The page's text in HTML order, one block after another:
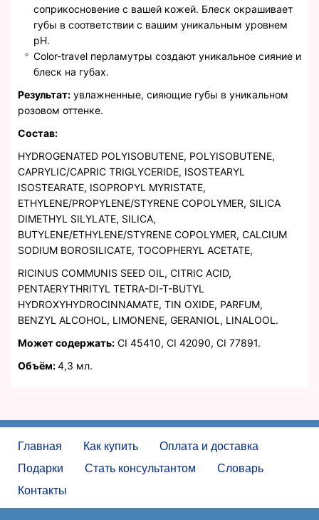
соприкосновение с вашей кожей. Блеск окрашивает
губы в соответствии с вашим уникальным уровнем
pH.
Color-travel перламутры создают уникальное сияние и
блеск на губах.
Результат: увлажненные, сияющие губы в уникальном
розовом оттенке.
Состав:
HYDROGENATED POLYISOBUTENE, POLYISOBUTENE,
CAPRYLIC/CAPRIC TRIGLYCERIDE, ISOSTEARYL
ISOSTEARATE, ISOPROPYL MYRISTATE,
ETHYLENE/PROPYLENE/STYRENE COPOLYMER, SILICA
DIMETHYL SILYLATE, SILICA,
BUTYLENE/ETHYLENE/STYRENE COPOLYMER, CALCIUM
SODIUM BOROSILICATE, TOCOPHERYL ACETATE,
RICINUS COMMUNIS SEED OIL, CITRIC ACID,
PENTAERYTHRITYL TETRA-DI-T-BUTYL
HYDROXYHYDROCINNAMATE, TIN OXIDE, PARFUM,
BENZYL ALCOHOL, LIMONENE, GERANIOL, LINALOOL.
Может содержать: CI 45410, CI 42090, CI 77891.
Объём:4,3 мл.
Главная Как купить
Оплата и доставка
Подарки
Стать консультантом
Словарь
Контакты